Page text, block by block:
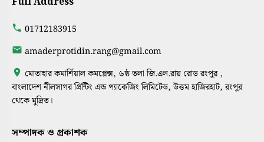
01712183915
amaderprotidin.rang@gmail.com
মোতাহার কমার্শিয়াল কমপ্লেক্স, ৬ষ্ঠ তলা জি.এল.রায় রোড রংপুর ,
বাংলাদেশ নীলসাগর প্রিন্টিং এন্ড প্যাকেজিং লিমিটেড, উত্তম হাজিরহাট, রংপুর
থেকে মুদ্রিত।
সম্পাদক ও প্রকাশক